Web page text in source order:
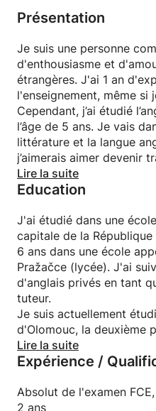
peuvent être
d'être ennuyeuses :)
La pratique est le seul
Commencez aujourd'hui,
Présentation
Je suis une personne
d'enthousiasme et
étrangères. J'ai 1 an
l'enseignement, même si
Cependant, j’ai étudié
l’âge de 5 ans. Je vais
littérature et la langue
j’aimerais aimer devenir
jour.
J'essaie de rendre mes
(je peux les envoyer au
cas de cours avec
Au plaisir de vous
leçon!
Lire la suite
Education
J'ai étudié dans une
capitale de la
6 ans dans une école
Pražačce (lycée). J'ai
d'anglais privés en tant
tuteur.
Je suis actuellement
d'Olomouc, la deuxième
République tchèque.
l'interprétation et la
Lire la suite
Expérience /
Absolut de l'examen
2 ans